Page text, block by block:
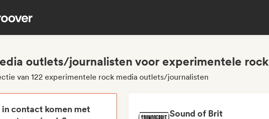
outlets/journalisten voor experimentele rock
van 122 experimentele rock media outlets/journalisten
contact komen met
Sound of Brit